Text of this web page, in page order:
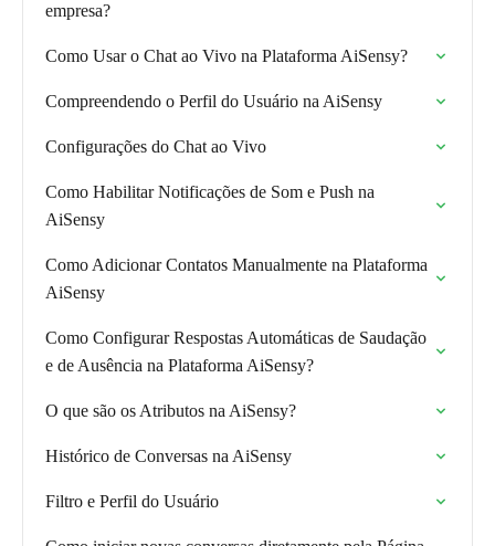
empresa?
Como Usar o Chat ao Vivo na Plataforma AiSensy?
Compreendendo o Perfil do Usuário na AiSensy
Configurações do Chat ao Vivo
Como Habilitar Notificações de Som e Push na
AiSensy
Como Adicionar Contatos Manualmente na Plataforma
AiSensy
Como Configurar Respostas Automáticas de Saudação
e de Ausência na Plataforma AiSensy?
O que são os Atributos na AiSensy?
Histórico de Conversas na AiSensy
Filtro e Perfil do Usuário